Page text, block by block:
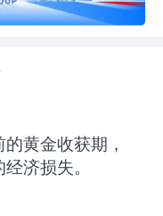
4.7万亩。这几
产带来的灾害
，做好防御工
黄金收获期，
济损失。